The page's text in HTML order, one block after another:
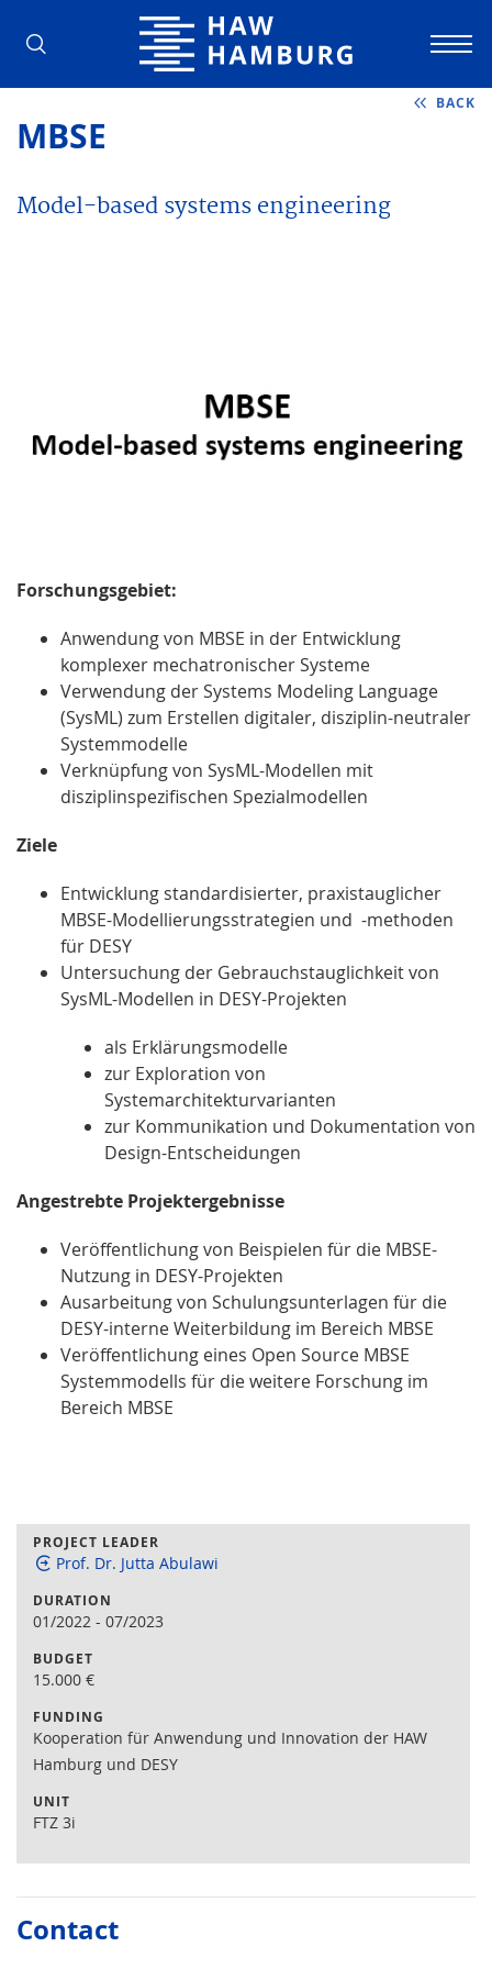
Hamburg University of Applied
BACK
MBSE
Model-based systems engineering
Forschungsgebiet:
Anwendung von MBSE in der Entwicklung
komplexer mechatronischer Systeme
Verwendung der Systems Modeling Language
(SysML) zum Erstellen digitaler, disziplin-neutraler
Systemmodelle
Verknüpfung von SysML-Modellen mit
disziplinspezifischen Spezialmodellen
Ziele
Entwicklung standardisierter, praxistauglicher
MBSE-Modellierungsstrategien und -methoden
für DESY
Untersuchung der Gebrauchstauglichkeit von
SysML-Modellen in DESY-Projekten
als Erklärungsmodelle
zur Exploration von
Systemarchitekturvarianten
zur Kommunikation und Dokumentation von
Design-Entscheidungen
Angestrebte Projektergebnisse
Veröffentlichung von Beispielen für die MBSE-
Nutzung in DESY-Projekten
Ausarbeitung von Schulungsunterlagen für die
DESY-interne Weiterbildung im Bereich MBSE
Veröffentlichung eines Open Source MBSE
Systemmodells für die weitere Forschung im
Bereich MBSE
PROJECT LEADER
Prof. Dr. Jutta Abulawi
DURATION
01/2022 - 07/2023
BUDGET
15.000 €
FUNDING
Kooperation für Anwendung und Innovation der HAW
Hamburg und DESY
UNIT
FTZ 3i
Contact